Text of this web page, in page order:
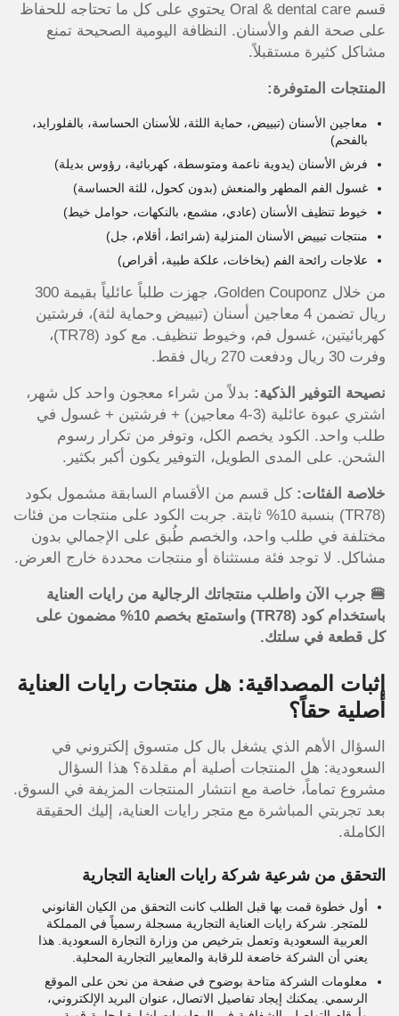
قسم Oral & dental care يحتوي على كل ما تحتاجه للحفاظ
على صحة الفم والأسنان. النظافة اليومية الصحيحة تمنع
مشاكل كثيرة مستقبلاً.
المنتجات المتوفرة:
معاجين الأسنان (تبييض، حماية اللثة، للأسنان الحساسة، بالفلورايد،
بالفحم)
فرش الأسنان (يدوية ناعمة ومتوسطة، كهربائية، رؤوس بديلة)
غسول الفم المطهر والمنعش (بدون كحول، للثة الحساسة)
خيوط تنظيف الأسنان (عادي، مشمع، بالنكهات، حوامل خيط)
منتجات تبييض الأسنان المنزلية (شرائط، أقلام، جل)
علاجات رائحة الفم (بخاخات، علكة طبية، أقراص)
من خلال Golden Couponz، جهزت طلباً عائلياً بقيمة 300
ريال تضمن 4 معاجين أسنان (تبييض وحماية لثة)، فرشتين
كهربائيتين، غسول فم، وخيوط تنظيف. مع كود (TR78)،
وفرت 30 ريال ودفعت 270 ريال فقط.
نصيحة التوفير الذكية: بدلاً من شراء معجون واحد كل شهر،
اشتري عبوة عائلية (3-4 معاجين) + فرشتين + غسول في
طلب واحد. الكود يخصم الكل، وتوفر من تكرار رسوم
الشحن. على المدى الطويل، التوفير يكون أكبر بكثير.
خلاصة الفئات: كل قسم من الأقسام السابقة مشمول بكود
(TR78) بنسبة 10% ثابتة. جربت الكود على منتجات من فئات
مختلفة في طلب واحد، والخصم طُبق على الإجمالي بدون
مشاكل. لا توجد فئة مستثناة أو منتجات محددة خارج العرض.
🍔 جرب الآن واطلب منتجاتك الرجالية من رايات العناية
باستخدام كود (TR78) واستمتع بخصم 10% مضمون على
كل قطعة في سلتك.
إثبات المصداقية: هل منتجات رايات العناية
أصلية حقاً؟
السؤال الأهم الذي يشغل بال كل متسوق إلكتروني في
السعودية: هل المنتجات أصلية أم مقلدة؟ هذا السؤال
مشروع تماماً، خاصة مع انتشار المنتجات المزيفة في السوق.
بعد تجربتي المباشرة مع متجر رايات العناية، إليك الحقيقة
الكاملة.
التحقق من شرعية شركة رايات العناية التجارية
أول خطوة قمت بها قبل الطلب كانت التحقق من الكيان القانوني
للمتجر. شركة رايات العناية التجارية مسجلة رسمياً في المملكة
العربية السعودية وتعمل بترخيص من وزارة التجارة السعودية. هذا
يعني أن الشركة خاضعة للرقابة والمعايير التجارية المحلية.
معلومات الشركة متاحة بوضوح في صفحة من نحن على الموقع
الرسمي. يمكنك إيجاد تفاصيل الاتصال، عنوان البريد الإلكتروني،